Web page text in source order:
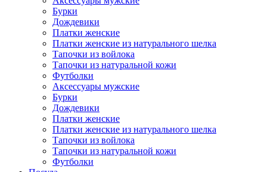
Бурки
Дождевики
Платки женские
Платки женские из натурального шелка
Тапочки из войлока
Тапочки из натуральной кожи
Футболки
Аксессуары мужские
Бурки
Дождевики
Платки женские
Платки женские из натурального шелка
Тапочки из войлока
Тапочки из натуральной кожи
Футболки